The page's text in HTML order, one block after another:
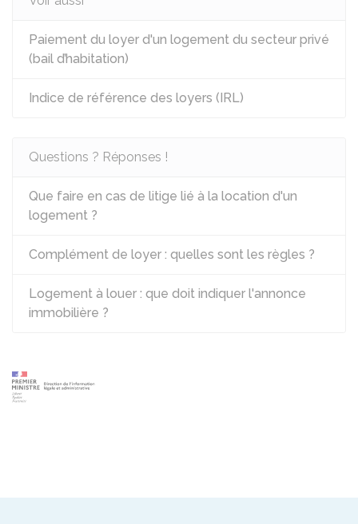
Paiement du loyer d'un logement du secteur privé
(bail d’habitation)
Indice de référence des loyers (IRL)
Questions ? Réponses !
Que faire en cas de litige lié à la location d'un
logement ?
Complément de loyer : quelles sont les règles ?
Logement à louer : que doit indiquer l'annonce
immobilière ?